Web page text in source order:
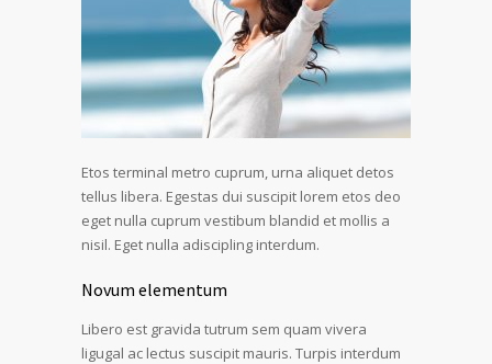
Etos terminal metro cuprum, urna aliquet detos
tellus libera. Egestas dui suscipit lorem etos deo
eget nulla cuprum vestibum blandid et mollis a
nisil. Eget nulla adiscipling interdum.
Novum elementum
Libero est gravida tutrum sem quam vivera
ligugal ac lectus suscipit mauris. Turpis interdum